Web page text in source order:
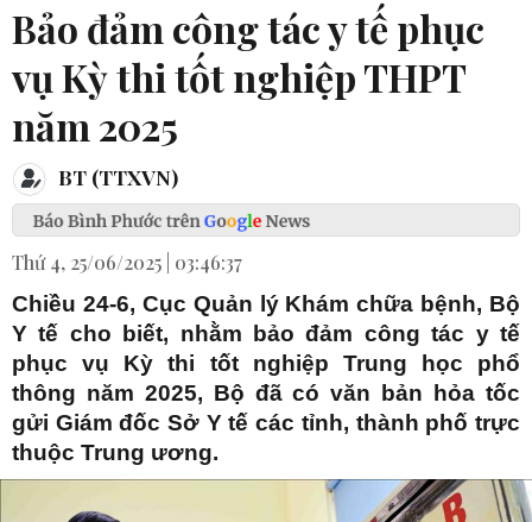
Bảo đảm công tác y tế phục
vụ Kỳ thi tốt nghiệp THPT
năm 2025
BT (TTXVN)
Thứ 4, 25/06/2025 | 03:46:37
Chiều 24-6, Cục Quản lý Khám chữa bệnh, Bộ
Y tế cho biết, nhằm bảo đảm công tác y tế
phục vụ Kỳ thi tốt nghiệp Trung học phổ
thông năm 2025, Bộ đã có văn bản hỏa tốc
gửi Giám đốc Sở Y tế các tỉnh, thành phố trực
thuộc Trung ương.